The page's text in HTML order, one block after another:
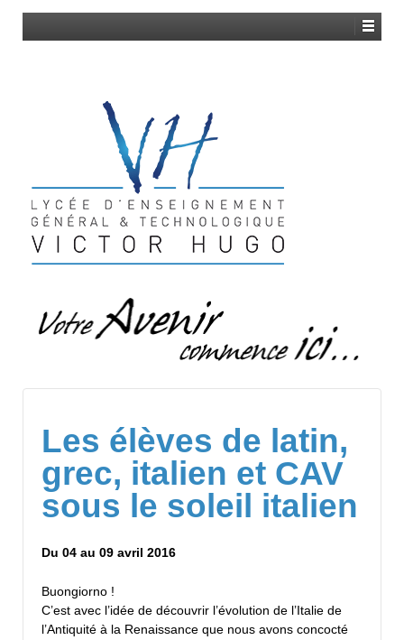
Les élèves de latin,
grec, italien et CAV
sous le soleil italien
Du 04 au 09 avril 2016
Buongiorno !
C’est avec l’idée de découvrir l’évolution de l’Italie de
l’Antiquité à la Renaissance que nous avons concocté